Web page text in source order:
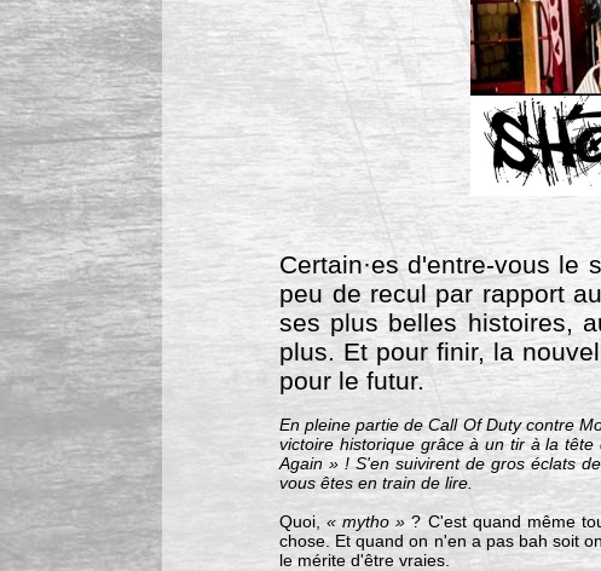
Certain·es d'entre-vous le
peu de recul par rapport
ses plus belles histoires,
plus. Et pour finir, la
pour le futur.
En pleine partie de Call Of Duty contre
victoire historique grâce à un tir à la
Again » ! S'en suivirent de gros éclats
vous êtes en train de lire.
Quoi,« mytho » ? C'est quand même
chose. Et quand on n'en a pas bah soit
le mérite d'être vraies.